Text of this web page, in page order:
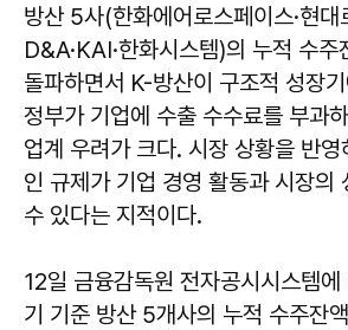
방산 5사(한화에어로스페이스·현대
D&A·KAI·한화시스템)의 누적 수
돌파하면서 K-방산이 구조적 성장
정부가 기업에 수출 수수료를 부과
업계 우려가 크다. 시장 상황을 반영
인 규제가 기업 경영 활동과 시장의
수 있다는 지적이다.
12일 금융감독원 전자공시시스템
기 기준 방산 5개사의 누적 수주